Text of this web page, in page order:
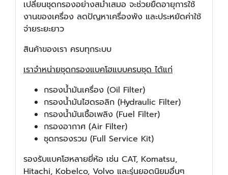
เปลี่ยนชุดกรองอย่างสม่ำเสมอ จะช่วยยืดอายุการใช้
งานของเครื่อง ลดปัญหาเครื่องพัง และประหยัดค่าใช้
จ่ายระยะยาว
สินค้าของเรา ครบทุกระบบ
เราจำหน่ายชุดกรองแบคโฮแบบครบชุด ได้แก่
กรองน้ำมันเครื่อง (Oil Filter)
กรองน้ำมันไฮดรอลิก (Hydraulic Filter)
กรองน้ำมันเชื้อเพลิง (Fuel Filter)
กรองอากาศ (Air Filter)
ชุดกรองรวม (Full Service Kit)
รองรับแบคโฮหลายยี่ห้อ เช่น CAT, Komatsu,
Hitachi, Kobelco, Volvo และรุ่นยอดนิยมอื่นๆ